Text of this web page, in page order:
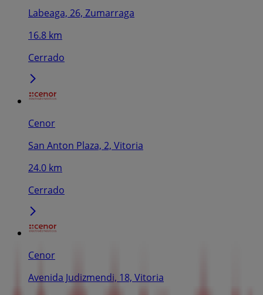
Labeaga, 26, Zumarraga
16.8 km
Cerrado
Cenor
San Anton Plaza, 2, Vitoria
24.0 km
Cerrado
Cenor
Avenida Judizmendi, 18, Vitoria